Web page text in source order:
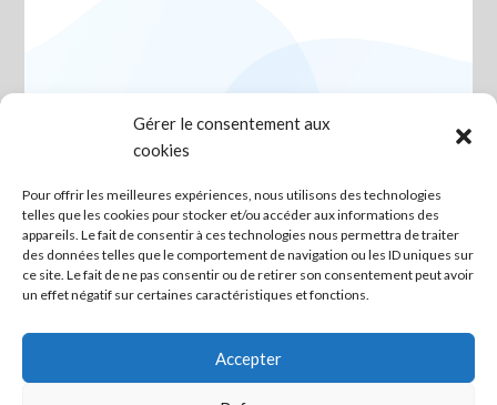
Gérer le consentement aux
cookies
Pour offrir les meilleures expériences, nous utilisons des technologies
telles que les cookies pour stocker et/ou accéder aux informations des
appareils. Le fait de consentir à ces technologies nous permettra de traiter
des données telles que le comportement de navigation ou les ID uniques sur
ce site. Le fait de ne pas consentir ou de retirer son consentement peut avoir
un effet négatif sur certaines caractéristiques et fonctions.
Accepter
06 – Association Solidarité
Objectif Santé
Posted on novembre 17, 2022
Association du 06 ayant pour objectif d’apporter une aide
financière aux professionnels de santé suspendus ainsi
Continue Reading